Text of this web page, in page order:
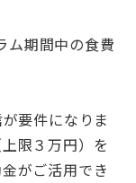
ム期間中の食費
要件になりま
限３万円）を
がご活用でき